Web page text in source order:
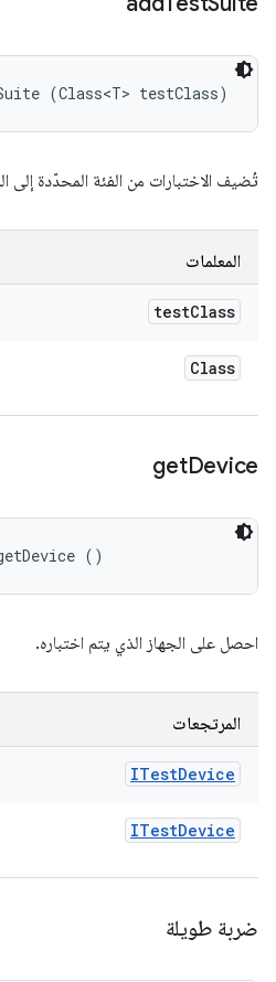
(Class<T> testClass)
تُضيف الاختبارات من الفئة المحدّدة إلى
المعلمات
testClass
Class
getDevice
()
احصل على الجهاز الذي يتم اختباره.
المرتجعات
ITestDevice
ITestDevice
ضربة طويلة